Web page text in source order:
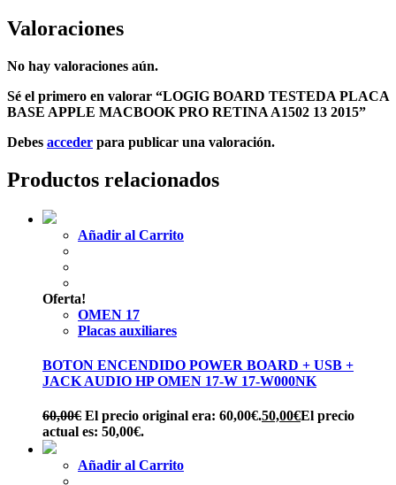
Valoraciones
No hay valoraciones aún.
Sé el primero en valorar “LOGIG BOARD TESTEDA PLACA
BASE APPLE MACBOOK PRO RETINA A1502 13 2015”
Debes acceder para publicar una valoración.
Productos relacionados
Añadir al Carrito
Oferta!
OMEN 17
Placas auxiliares
BOTON ENCENDIDO POWER BOARD + USB +
JACK AUDIO HP OMEN 17-W 17-W000NK
60,00€ El precio original era: 60,00€.50,00€El precio
actual es: 50,00€.
Añadir al Carrito